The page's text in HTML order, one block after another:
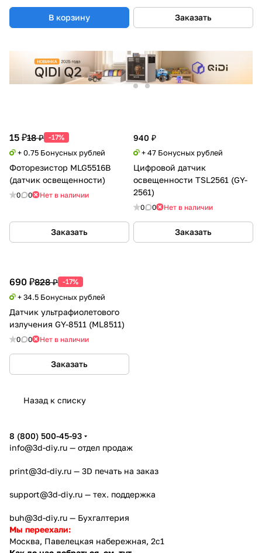
В корзину Заказать
15 ₽18 ₽ -17%
+ 0.75 Бонусных рублей
Фоторезистор MLG5516B
(датчик освещенности)
0 0 Нет в наличии
Заказать
940 ₽
+ 47 Бонусных рублей
Цифровой датчик
освещенности TSL2561 (GY-
2561)
0 0 Нет в наличии
Заказать
690 ₽828 ₽ -17%
+ 34.5 Бонусных рублей
Датчик ультрафиолетового
излучения GY-8511 (ML8511)
0 0 Нет в наличии
Заказать
Назад к списку
8 (800) 500-45-93
info@3d-diy.ru — отдел продаж
print@3d-diy.ru — 3D печать на заказ
support@3d-diy.ru — тех. поддержка
buh@3d-diy.ru — Бухгалтерия
Мы переехали:
Москва, Павелецкая набережная, 2с1